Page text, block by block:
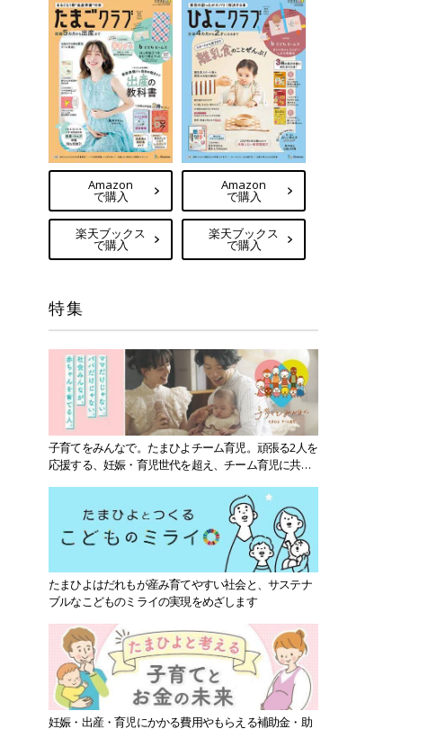
Amazon
で購入
楽天ブックス
で購入
Amazon
で購入
楽天ブックス
で購入
特集
子育てをみんなで。たまひよチーム育児。頑張る2人を
応援する、妊娠・育児世代を超え、チーム育児に共感
たまひよはだれもが産み育てやすい社会と、サステナ
ブルなこどものミライの実現をめざします
妊娠・出産・育児にかかる費用やもらえる補助金・助